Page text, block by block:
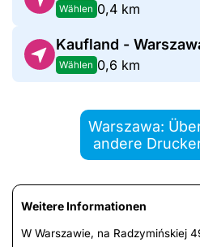
Wählen 0,4 km
Kaufland -
Wählen 0,6 km
Warszawa:
andere
Weitere Informationen
W Warszawie, na Radzymińskiej